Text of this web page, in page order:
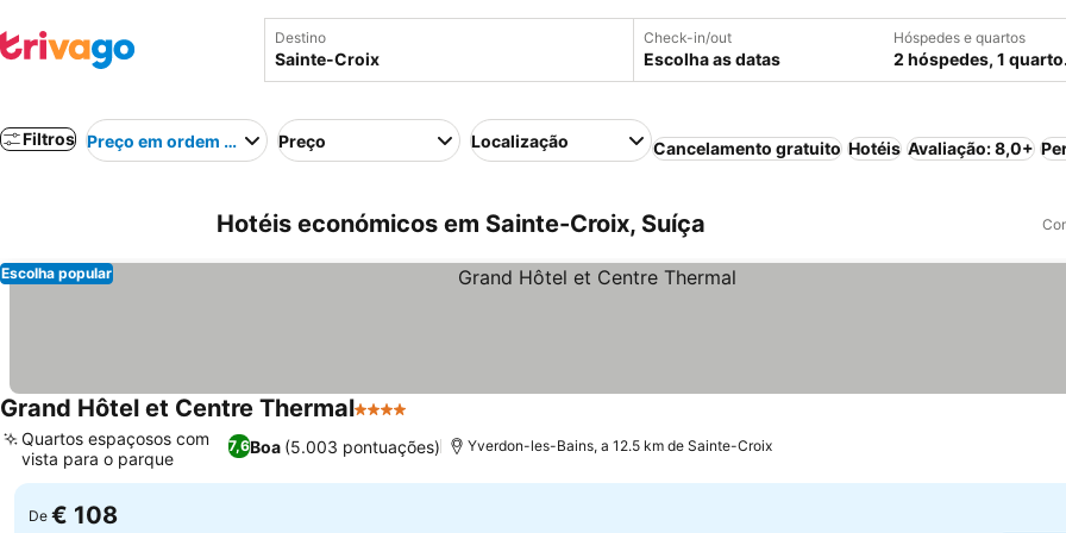
Destino Check-in/out
Escolha as datas
Hóspedes e quartos
2 hóspedes, 1 quarto.
Filtros Preço em ordem crescentePreço Localização Cancelamento gratuito Hotéis Avaliação: 8,0+
Hotéis económicos em Sainte-Croix, Suíça
Escolha popular
Grand Hôtel et Centre Thermal4 Estrelas
7,6Boa (5.003 pontuações)
Quartos espaçosos com
vista para o parque
Yverdon-les-Bains, a 12.5 km de Sainte-Croix
De € 108